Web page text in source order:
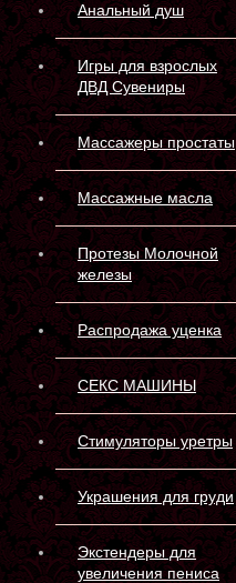
Анальный душ
Игры для взрослых
ДВД Сувениры
Массажеры простаты
Массажные масла
Протезы Молочной
железы
Распродажа уценка
СЕКС МАШИНЫ
Стимуляторы уретры
Украшения для груди
Экстендеры для
увеличения пениса